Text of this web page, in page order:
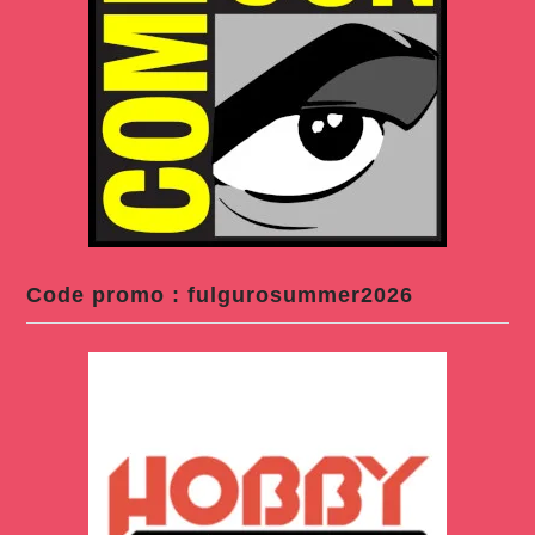
Code promo : fulgurosummer2026